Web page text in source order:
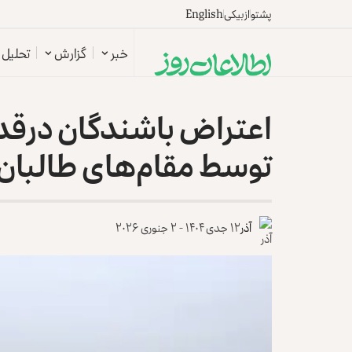
پشتوازبیکیEnglish
خبر گزارش تحلیل
اعتراض باشندگان
توسط مقام‌های
آذر۱۲ جدی ۱۴۰۴ - ۲ جنوری ۲۰۲۶